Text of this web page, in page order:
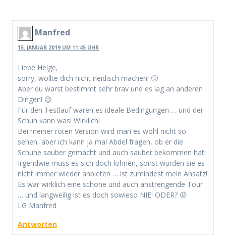
Manfred
15. JANUAR 2019 UM 11:45 UHR
Liebe Helge,
sorry, wollte dich nicht neidisch machen! 🙄
Aber du warst bestimmt sehr brav und es lag an anderen
Dingen! 😉
Für den Testlauf waren es ideale Bedingungen … und der
Schuh kann was! Wirklich!
Bei meiner roten Version wird man es wohl nicht so
sehen, aber ich kann ja mal Abdel fragen, ob er die
Schuhe sauber gemacht und auch sauber bekommen hat!
Irgendwie muss es sich doch lohnen, sonst würden sie es
nicht immer wieder anbieten … ist zumindest mein Ansatz!
Es war wirklich eine schöne und auch anstrengende Tour
… und langweilig ist es doch sowieso NIE! ODER? 😛
LG Manfred
Antworten